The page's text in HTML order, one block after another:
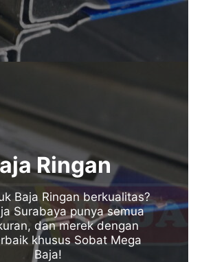
Ringan
Baja Ringan berkualitas?
Surabaya punya semua
dan merek dengan
khusus Sobat Mega
Baja!